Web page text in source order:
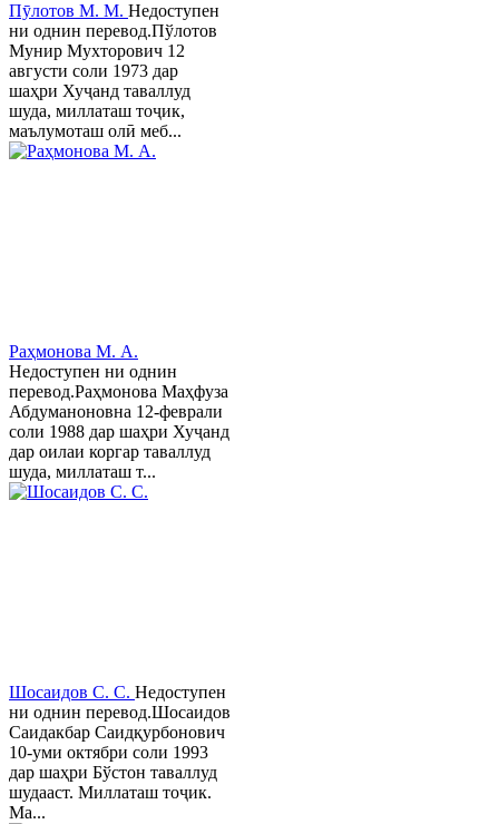
Пӯлотов М. М. Недоступен
ни однин перевод.Пўлотов
Мунир Мухторович 12
августи соли 1973 дар
шаҳри Хуҷанд таваллуд
шуда, миллаташ тоҷик,
маълумоташ олӣ меб...
Раҳмонова М. А.
Недоступен ни однин
перевод.Раҳмонова Маҳфуза
Абдуманоновна 12-феврали
соли 1988 дар шаҳри Хуҷанд
дар оилаи коргар таваллуд
шуда, миллаташ т...
Шосаидов С. С. Недоступен
ни однин перевод.Шосаидов
Саидакбар Саидқурбонович
10-уми октябри соли 1993
дар шаҳри Бўстон таваллуд
шудааст. Миллаташ тоҷик.
Ма...